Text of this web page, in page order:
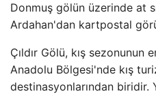
Donmuş gölün üzerinde at
Ardahan'dan kartpostal
Çıldır Gölü, kış sezonunun
Anadolu Bölgesi'nde kış
destinasyonlarından biridir.